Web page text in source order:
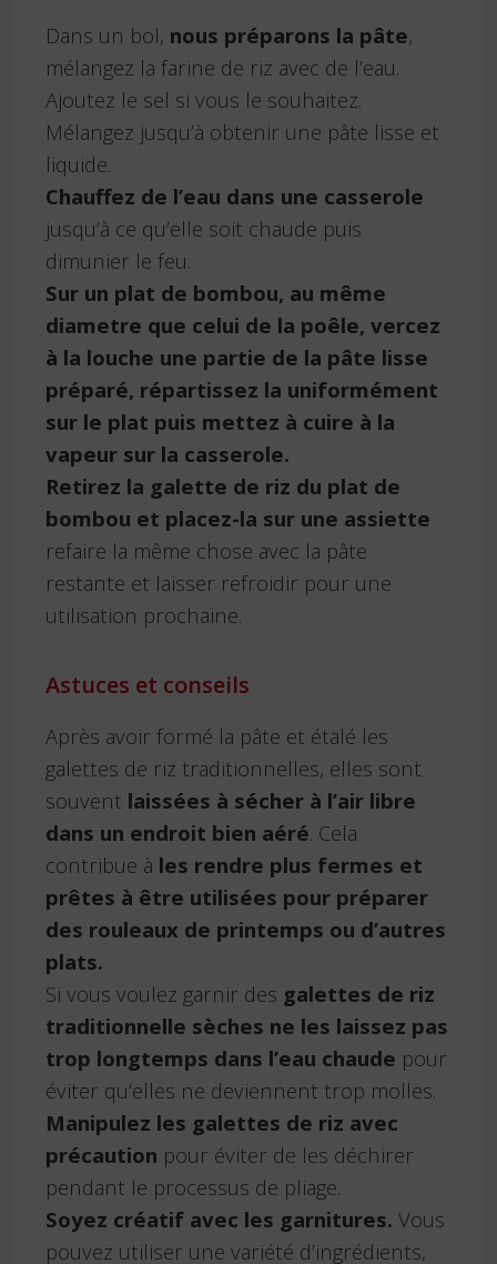
Dans un bol, nous préparons la pâte,
mélangez la farine de riz avec de l’eau.
Ajoutez le sel si vous le souhaitez.
Mélangez jusqu’à obtenir une pâte lisse et
liquide.
Chauffez de l’eau dans une casserole
jusqu’à ce qu’elle soit chaude puis
dimunier le feu.
Sur un plat de bombou, au même
diametre que celui de la poêle, vercez
à la louche une partie de la pâte lisse
préparé, répartissez la uniformément
sur le plat puis mettez à cuire à la
vapeur sur la casserole.
Retirez la galette de riz du plat de
bombou et placez-la sur une assiette
refaire la même chose avec la pâte
restante et laisser refroidir pour une
utilisation prochaine.
Astuces et conseils
Après avoir formé la pâte et étalé les
galettes de riz traditionnelles, elles sont
souvent laissées à sécher à l’air libre
dans un endroit bien aéré. Cela
contribue à les rendre plus fermes et
prêtes à être utilisées pour préparer
des rouleaux de printemps ou d’autres
plats.
Si vous voulez garnir des galettes de riz
traditionnelle sèches ne les laissez pas
trop longtemps dans l’eau chaude pour
éviter qu’elles ne deviennent trop molles.
Manipulez les galettes de riz avec
précaution pour éviter de les déchirer
pendant le processus de pliage.
Soyez créatif avec les garnitures. Vous
pouvez utiliser une variété d’ingrédients,